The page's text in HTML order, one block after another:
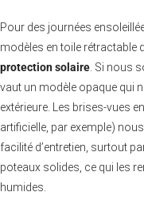
Pour des journées
modèles en toile rétractable
protection solaire . Si nous
vaut un modèle opaque qui
extérieure. Les brises-vues en
artificielle, par exemple)
facilité d’entretien, surtout
poteaux solides, ce qui les
humides.